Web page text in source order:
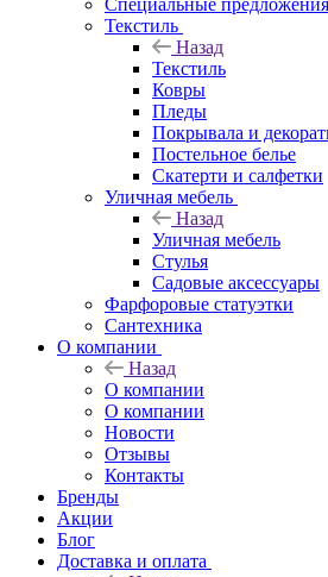
Специальные предложения
Текстиль
Назад
Текстиль
Ковры
Пледы
Покрывала и
Постельное белье
Скатерти и салфетки
Уличная мебель
Назад
Уличная мебель
Стулья
Садовые аксессуары
Фарфоровые статуэтки
Сантехника
О компании
Назад
О компании
О компании
Новости
Отзывы
Контакты
Бренды
Акции
Блог
Доставка и оплата